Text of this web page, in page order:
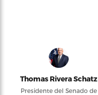
Thomas Rivera Schatz
Presidente del Senado de